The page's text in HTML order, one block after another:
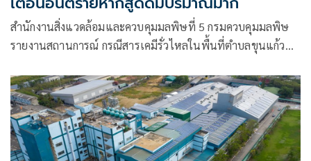
สำนักงานสิ่งแวดล้อมและควบคุมมลพิษที่ 5 กรมควบคุมมลพิษ
รายงานสถานการณ์ กรณีสารเคมีรั่วไหลในพื้นที่ตำบลขุนแก้ว